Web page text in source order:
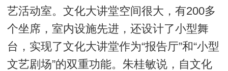
艺活动室。文化大讲堂空间很大，有200多
个坐席，室内设施先进，还设计了小型舞
台，实现了文化大讲堂作为“报告厅”和“小型
文艺剧场”的双重功能。朱桂敏说，自文化